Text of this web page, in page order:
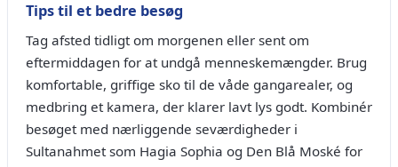
Tips til et bedre besøg
Tag afsted tidligt om morgenen eller sent om
eftermiddagen for at undgå menneskemængder. Brug
komfortable, griffige sko til de våde gangarealer, og
medbring et kamera, der klarer lavt lys godt. Kombinér
besøget med nærliggende seværdigheder i
Sultanahmet som Hagia Sophia og Den Blå Moské for